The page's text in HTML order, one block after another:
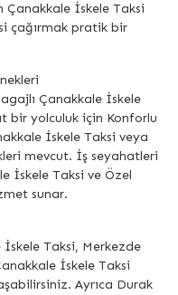
Çanakkale İskele Taksi
çağırmak pratik bir
Çanakkale İskele
bir yolculuk için Konforlu
İskele Taksi veya
mevcut. İş seyahatleri
İskele Taksi ve Özel
sunar.
Taksi, Merkezde
İskele Taksi
Ayrıca Durak